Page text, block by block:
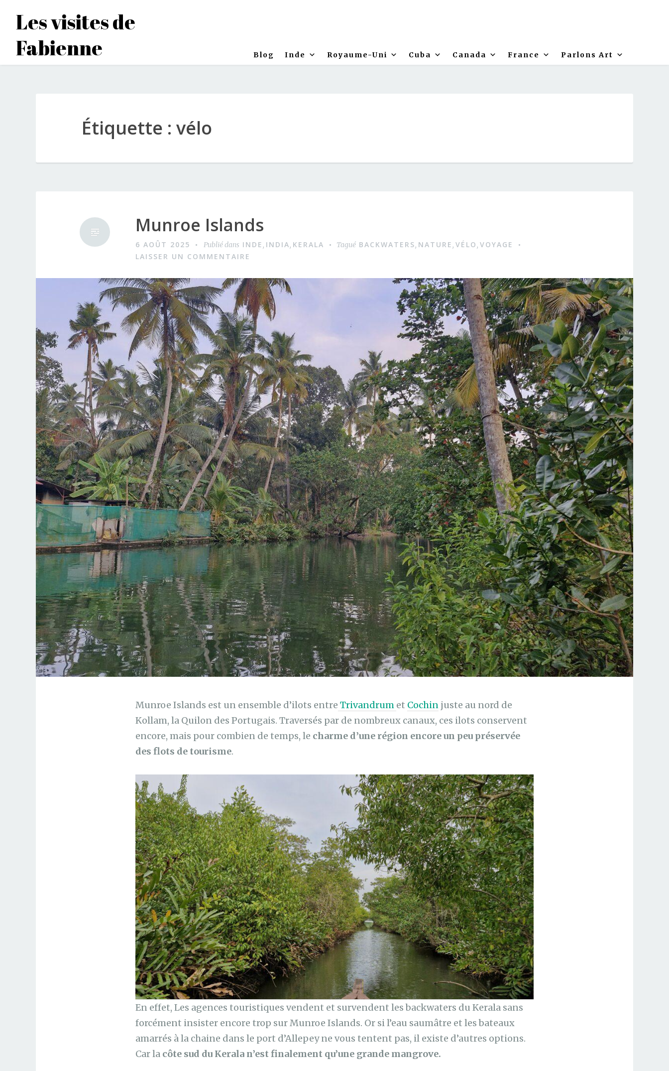
contenu
principal
Les visites de
Fabienne
Blog Inde Royaume-Uni Cuba Canada France Parlons Art
Étiquette :vélo
Munroe Islands
6 AOÛT 2025 Publié dans INDE, INDIA, KERALA Tagué BACKWATERS, NATURE, VÉLO, VOYAGE
LAISSER UN COMMENTAIRE
Munroe Islands est un ensemble d’ilots entre Trivandrum et Cochin juste au nord de
Kollam, la Quilon des Portugais. Traversés par de nombreux canaux, ces ilots conservent
encore, mais pour combien de temps, le charme d’une région encore un peu préservée
des flots de tourisme.
En effet, Les agences touristiques vendent et survendent les backwaters du Kerala sans
forcément insister encore trop sur Munroe Islands. Or si l’eau saumâtre et les bateaux
amarrés à la chaine dans le port d’Allepey ne vous tentent pas, il existe d’autres options.
Car la côte sud du Kerala n’est finalement qu’une grande mangrove.